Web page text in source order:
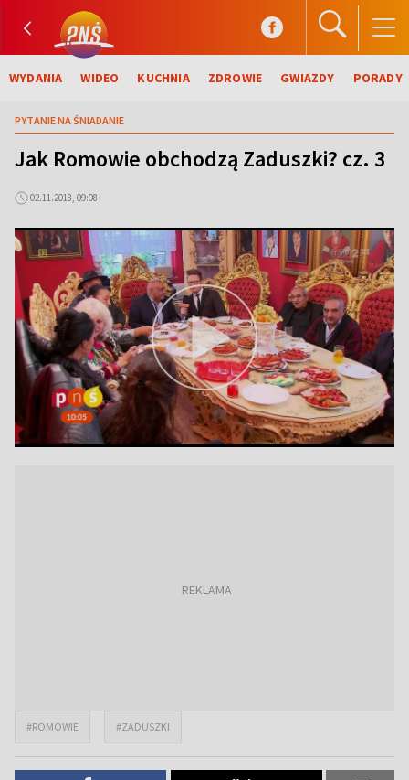
WYDANIA WIDEO KUCHNIA ZDROWIE GWIAZDY PORADY
PYTANIE NA ŚNIADANIE
Jak Romowie obchodzą Zaduszki? cz. 3
02.11.2018, 09:08
#ROMOWIE #ZADUSZKI